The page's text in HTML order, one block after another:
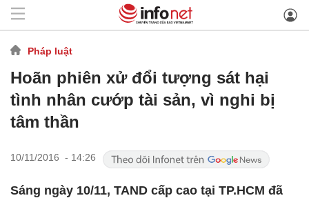
Pháp luật
Hoãn phiên xử đổi tượng sát hại
tình nhân cướp tài sản, vì nghi bị
tâm thần
10/11/2016 - 14:26
Sáng ngày 10/11, TAND cấp cao tại TP.HCM đã